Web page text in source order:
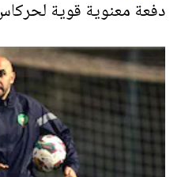
دفعة معنوية قوية